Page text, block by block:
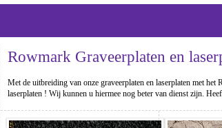
Rowmark Graveerplaten en
Met de uitbreiding van onze graveerplaten en laserplaten met
laserplaten ! Wij kunnen u hiermee nog beter van dienst zijn.